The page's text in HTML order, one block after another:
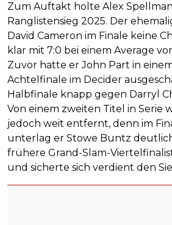
Zum Auftakt holte Alex
Ranglistensieg 2025. Der
David Cameron im Finale keine
klar mit 7:0 bei einem Average
Zuvor hatte er John Part in
Achtelfinale im Decider
Halbfinale knapp gegen Darryl
Von einem zweiten Titel in Serie
jedoch weit entfernt, denn im
unterlag er Stowe Buntz
frühere Grand-Slam-
und sicherte sich verdient den